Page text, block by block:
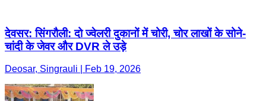
देवसर: सिंगरौली: दो ज्वेलरी दुकानों में चोरी, चोर लाखों के सोने-
चांदी के जेवर और DVR ले उड़े
Deosar, Singrauli | Feb 19, 2026